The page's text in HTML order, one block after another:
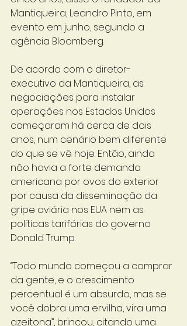
Mantiqueira, Leandro Pinto, em
evento em junho, segundo a
agência Bloomberg.
De acordo com o diretor-
executivo da Mantiqueira, as
negociações para instalar
operações nos Estados Unidos
começaram há cerca de dois
anos, num cenário bem diferente
do que se vê hoje. Então, ainda
não havia a forte demanda
americana por ovos do exterior
por causa da disseminação da
gripe aviária nos EUA nem as
políticas tarifárias do governo
Donald Trump.
“Todo mundo começou a comprar
da gente, e o crescimento
percentual é um absurdo, mas se
você dobra uma ervilha, vira uma
azeitona”, brincou, citando uma